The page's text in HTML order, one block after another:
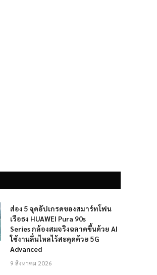
ส่อง 5 จุดอัปเกรดของสมาร์ทโฟน
เรือธง HUAWEI Pura 90s
Series กล้องสมจริงฉลาดขึ้นด้วย AI
ใช้งานลื่นไหลไร้สะดุดด้วย 5G
Advanced
9 สิงหาคม 2026